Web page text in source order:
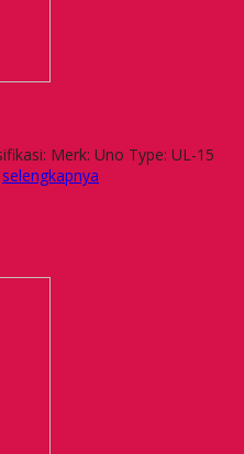
Merk: Uno Type: UL-15
selengkapnya